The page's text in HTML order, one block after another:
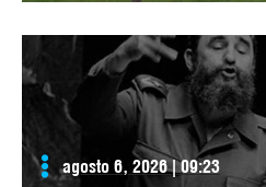
agosto 6, 2026 | 09:23